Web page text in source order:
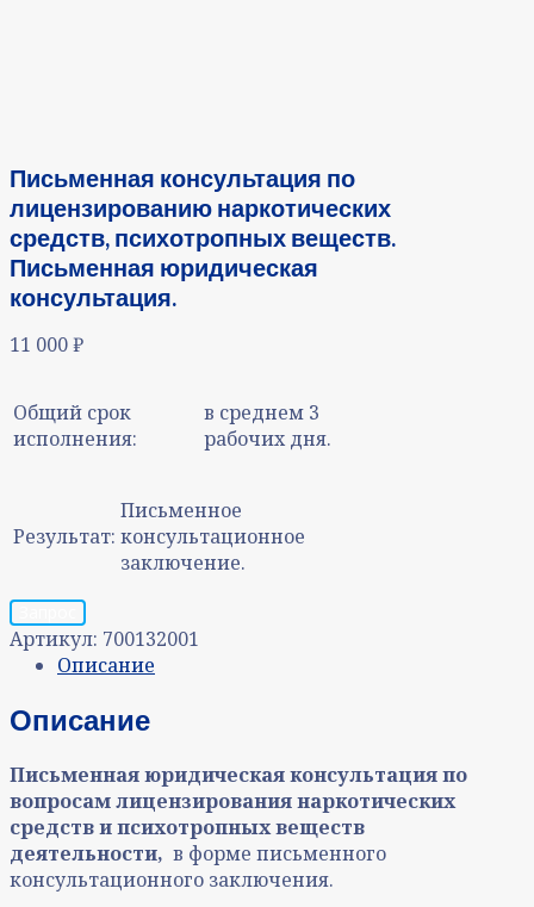
Письменная консультация по
лицензированию наркотических
средств, психотропных веществ.
Письменная юридическая
консультация.
11 000₽
Общий срок
исполнения:
в среднем 3
рабочих дня.
Результат:
Письменное
консультационное
заключение.
Артикул: 700132001
Описание
Описание
Письменная юридическая консультацияпо
вопросамлицензирования наркотических
средств и психотропных веществ
деятельности, в форме письменного
консультационного заключения.